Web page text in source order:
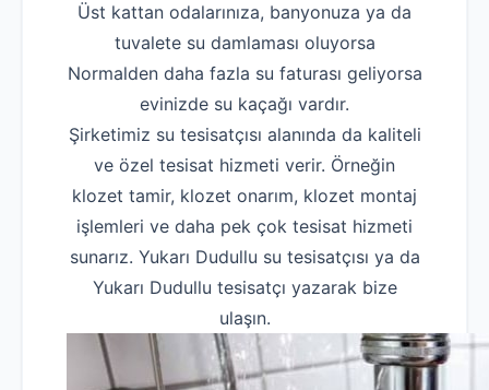
Üst kattan odalarınıza, banyonuza ya da
tuvalete su damlaması oluyorsa
Normalden daha fazla su faturası geliyorsa
evinizde su kaçağı vardır.
Şirketimiz su tesisatçısı alanında da kaliteli
ve özel tesisat hizmeti verir. Örneğin
klozet tamir, klozet onarım, klozet montaj
işlemleri ve daha pek çok tesisat hizmeti
sunarız. Yukarı Dudullu su tesisatçısı ya da
Yukarı Dudullu tesisatçı yazarak bize
ulaşın.